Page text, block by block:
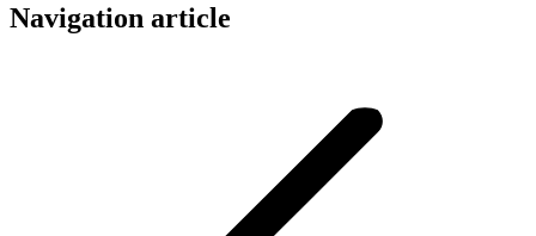
Navigation article